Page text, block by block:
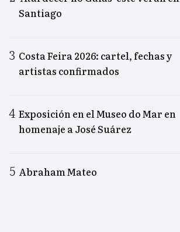
Santiago
Costa Feira 2026: cartel, fechas y
artistas confirmados
Exposición en el Museo do Mar en
homenaje a José Suárez
Abraham Mateo